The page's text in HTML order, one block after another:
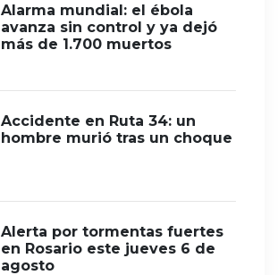
Alarma mundial: el ébola
avanza sin control y ya dejó
más de 1.700 muertos
Accidente en Ruta 34: un
hombre murió tras un choque
Alerta por tormentas fuertes
en Rosario este jueves 6 de
agosto